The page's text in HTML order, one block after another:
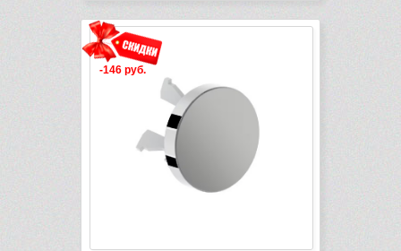
-146 руб.